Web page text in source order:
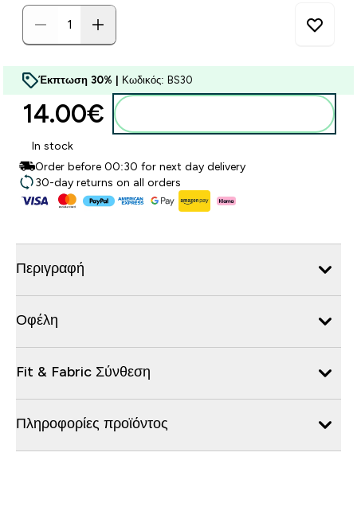
Έκπτωση 30% | Κωδικός: BS30
14.00€‎
In stock
Order before 00:30 for next day delivery
30-day returns on all orders
Περιγραφή
Οφέλη
Fit & Fabric Σύνθεση
Πληροφορίες προϊόντος